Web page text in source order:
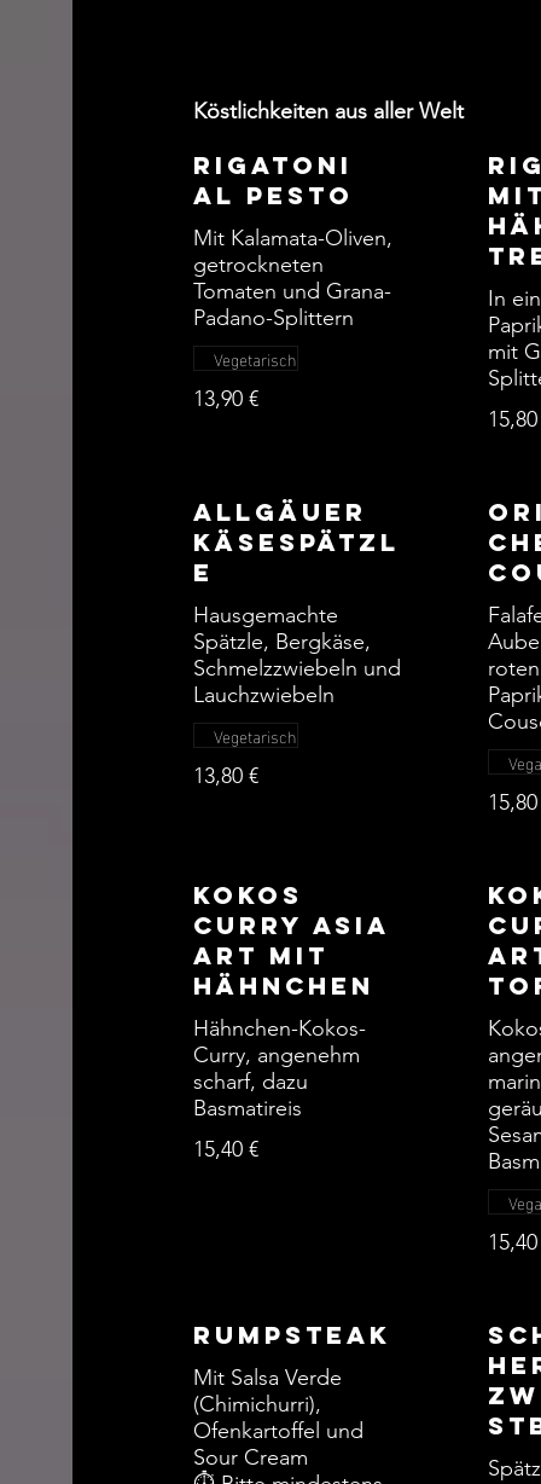
Köstlichkeiten aus aller Welt
Rigatoni
al Pesto
Mit Kalamata-Oliven,
getrockneten
Tomaten und Grana-
Padano-Splittern
13,90 €
Vegetarisch
In
mit
Allgäuer
Käsespätzl
e
Hausgemachte
Spätzle, Bergkäse,
Schmelzzwiebeln und
Lauchzwiebeln
13,80 €
Vegetarisch
Kokos
Curry Asia
Art mit
Hähnchen
Hähnchen-Kokos-
Curry, angenehm
scharf, dazu
Basmatireis
15,40 €
Rumpsteak
Mit Salsa Verde
(Chimichurri),
Ofenkartoffel und
Sour Cream